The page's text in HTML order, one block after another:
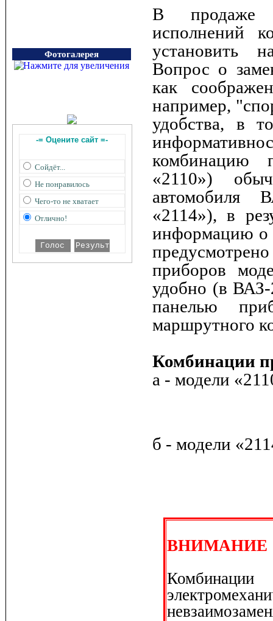
Фотогалерея
-= Оцените сайт =-
Сойдёт...
Не понравилось
Чего-то не хватает
Отлично!
В продаже
исполнений
установить
Вопрос о
как
например,
удобства, в
комбинацию
«2110»)
автомобиля
«2114»), в
информацию о
приборов
удобно (в
панелью
маршрутного
Комбинации
а - модели
б - модели
ВНИМАНИЕ